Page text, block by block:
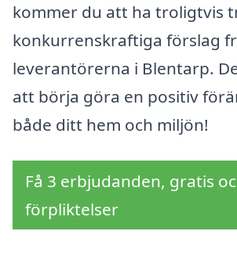
kommer du att ha troligtvis
konkurrenskraftiga förslag
leverantörerna i Blentarp.
att börja göra en positiv
både ditt hem och miljön!
Få 3 erbjudanden, gratis
förpliktelser